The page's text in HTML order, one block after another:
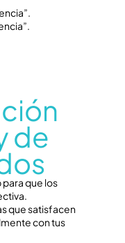
de
que los
que satisfacen
con tus